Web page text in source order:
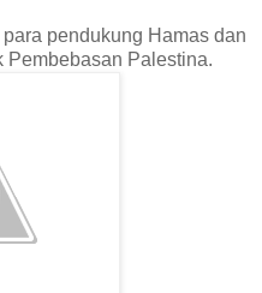
pendukung Hamas dan
Pembebasan Palestina.